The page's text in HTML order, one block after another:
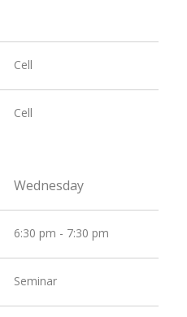
Cell
Cell
Wednesday
6:30 pm - 7:30 pm
Seminar